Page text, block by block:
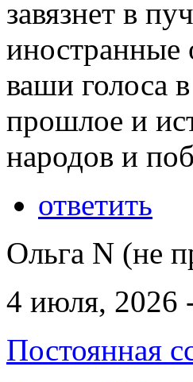
завязнет в
ваши голоса
прошлое и
народов и
ответить
Ольга N (не
4 июля, 2026
Постоянная